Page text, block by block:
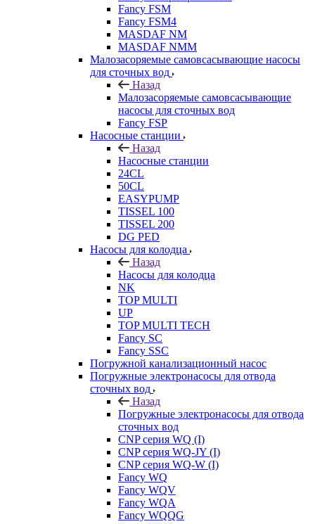
Fancy FSM
Fancy FSM4
MASDAF NM
MASDAF NMM
Малозасоряемые самовсасывающие насосы
для сточных вод
Назад
Малозасоряемые самовсасывающие
насосы для сточных вод
Fancy FSP
Насосные станции
Назад
Насосные станции
24CL
50CL
EASYPUMP
TISSEL 100
TISSEL 200
DG PED
Насосы для колодца
Назад
Насосы для колодца
NK
TOP MULTI
UP
TOP MULTI TECH
Fancy SC
Fancy SSC
Погружной канализационный насос
Погружные электронасосы для отвода
сточных вод
Назад
Погружные электронасосы для отвода
сточных вод
CNP серия WQ (I)
CNP серия WQ-JY (I)
CNP серия WQ-W (I)
Fancy WQ
Fancy WQV
Fancy WQA
Fancy WQQG